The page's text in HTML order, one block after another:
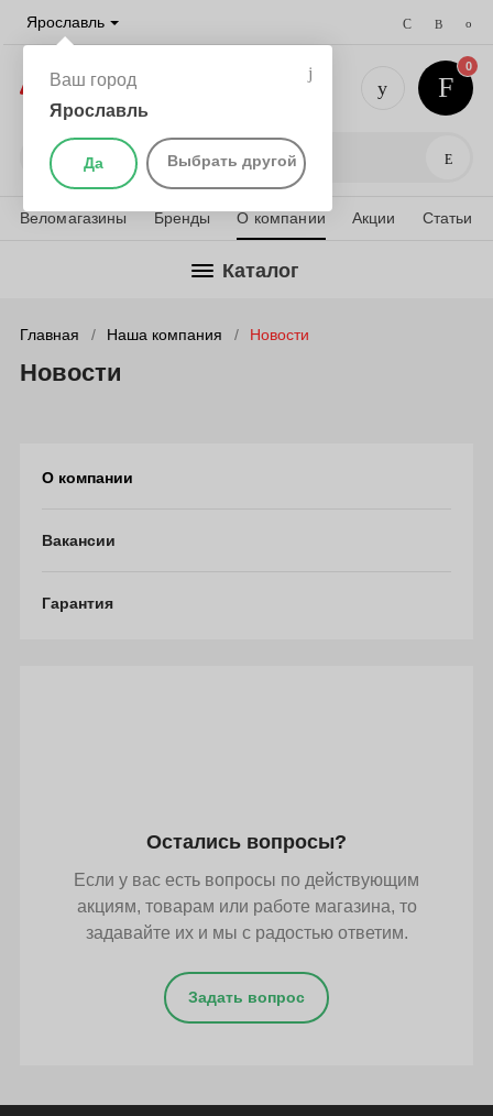
Ярославль
Ваш город
Ярославль
Да Выбрать другой Поиск
+7
0
Веломагазины Бренды О компании Акции Статьи
Каталог
Главная Наша компания Новости
Новости
О компании
Вакансии
Гарантия
Остались вопросы?
Если у вас есть вопросы по действующим
акциям, товарам или работе магазина, то
задавайте их и мы с радостью ответим.
Задать вопрос